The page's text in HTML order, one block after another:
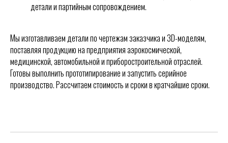
детали и партийным сопровождением.
Мы изготавливаем детали по чертежам заказчика и 3D-моделям,
поставляя продукцию на предприятия аэрокосмической,
медицинской, автомобильной и приборостроительной отраслей.
Готовы выполнить прототипирование и запустить серийное
производство. Рассчитаем стоимость и сроки в кратчайшие сроки.